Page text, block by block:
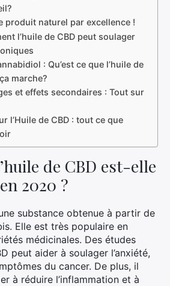
produit naturel par excellence !
l’huile de CBD peut soulager
: Qu’est ce que l’huile de
marche?
et effets secondaires : Tout sur
l’Huile de CBD : tout ce que
de CBD est-elle
2020 ?
substance obtenue à partir de
Elle est très populaire en
médicinales. Des études
peut aider à soulager l’anxiété,
du cancer. De plus, il
à réduire l’inflammation et à